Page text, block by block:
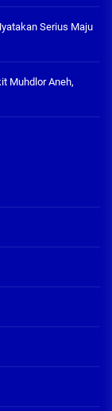
Serius Maju
Muhdlor Aneh,